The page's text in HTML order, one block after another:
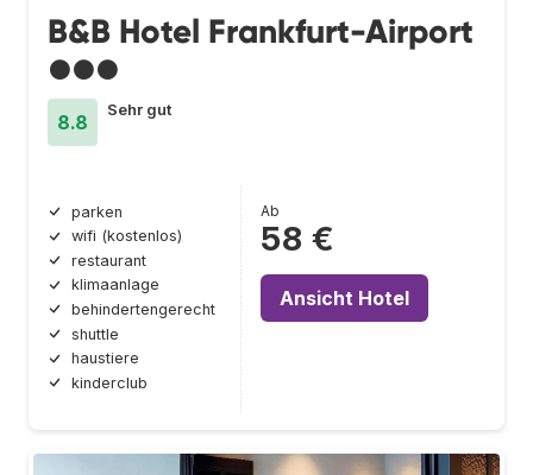
B&B Hotel Frankfurt-Airport
●●●
8.8
Sehr gut
parken
wifi (kostenlos)
restaurant
klimaanlage
behindertengerecht
shuttle
haustiere
kinderclub
Ab
58 €
Ansicht Hotel